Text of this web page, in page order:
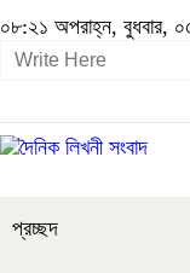
০৮:২১ অপরাহ্ন, বুধবার,
প্রচ্ছদ